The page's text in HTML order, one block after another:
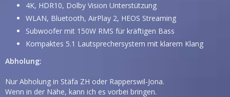
4K, HDR10, Dolby Vision Unterstützung
WLAN, Bluetooth, AirPlay 2, HEOS Streaming
Subwoofer mit 150W RMS für kräftigen Bass
Kompaktes 5.1 Lautsprechersystem mit klarem Klang
Abholung:
Nur Abholung in Stäfa ZH oder Rapperswil-Jona.
Wenn in der Nähe, kann ich es vorbei bringen.